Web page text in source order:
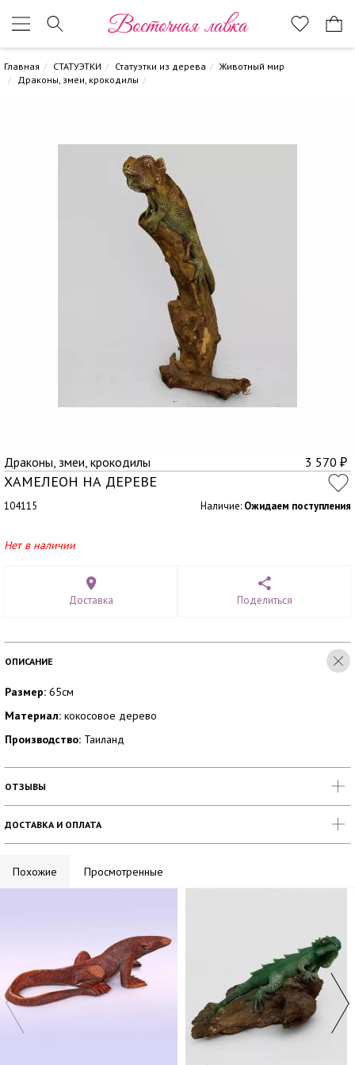
Восточная лавка
Главная СТАТУЭТКИ Статуэтки из дерева
Животный мир
Драконы, змеи, крокодилы
Драконы, змеи, крокодилы 3 570 ₽
ХАМЕЛЕОН НА ДЕРЕВЕ
104115 Наличие: Ожидаем поступления
Нет в наличии
Доставка Поделиться
ОПИСАНИЕ
Размер: 65см
Материал: кокосовое дерево
Производство: Таиланд
ОТЗЫВЫ
ДОСТАВКА И ОПЛАТА
Похожие Просмотренные